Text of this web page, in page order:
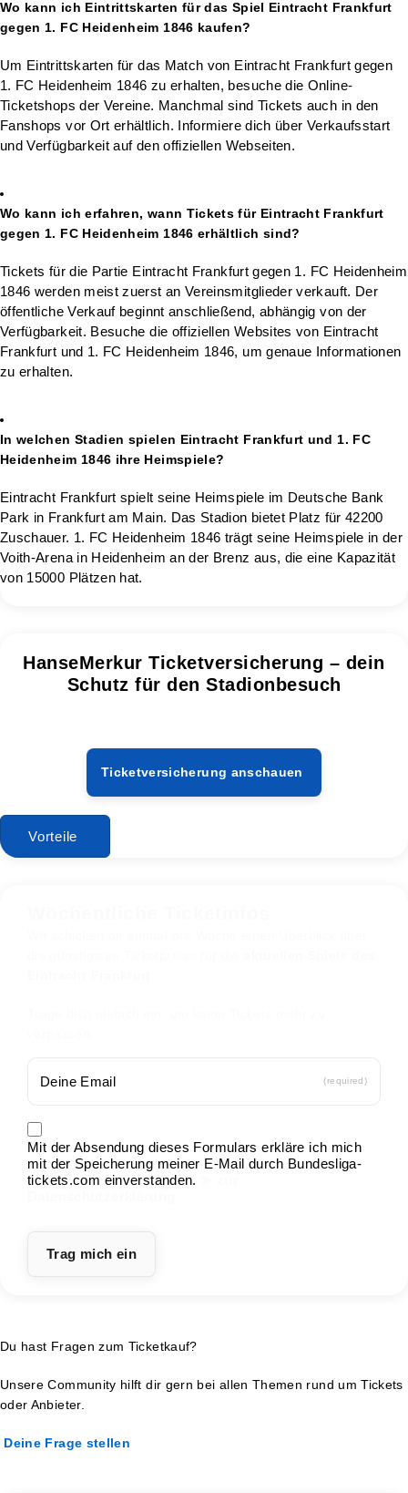
Wo kann ich Eintrittskarten für das Spiel Eintracht Frankfurt
gegen 1. FC Heidenheim 1846 kaufen?
Um Eintrittskarten für das Match von Eintracht Frankfurt gegen
1. FC Heidenheim 1846 zu erhalten, besuche die Online-
Ticketshops der Vereine. Manchmal sind Tickets auch in den
Fanshops vor Ort erhältlich. Informiere dich über Verkaufsstart
und Verfügbarkeit auf den offiziellen Webseiten.
Wo kann ich erfahren, wann Tickets für Eintracht Frankfurt
gegen 1. FC Heidenheim 1846 erhältlich sind?
Tickets für die Partie Eintracht Frankfurt gegen 1. FC Heidenheim
1846 werden meist zuerst an Vereinsmitglieder verkauft. Der
öffentliche Verkauf beginnt anschließend, abhängig von der
Verfügbarkeit. Besuche die offiziellen Websites von Eintracht
Frankfurt und 1. FC Heidenheim 1846, um genaue Informationen
zu erhalten.
In welchen Stadien spielen Eintracht Frankfurt und 1. FC
Heidenheim 1846 ihre Heimspiele?
Eintracht Frankfurt spielt seine Heimspiele im Deutsche Bank
Park in Frankfurt am Main. Das Stadion bietet Platz für 42200
Zuschauer. 1. FC Heidenheim 1846 trägt seine Heimspiele in der
Voith-Arena in Heidenheim an der Brenz aus, die eine Kapazität
von 15000 Plätzen hat.
HanseMerkur Ticketversicherung – dein
Schutz für den Stadionbesuch
Ticketversicherung anschauen
Vorteile
(required)
Mit der Absendung dieses Formulars erkläre ich mich
mit der Speicherung meiner E-Mail durch Bundesliga-
tickets.com einverstanden.
Du hast Fragen zum Ticketkauf?
Unsere Community hilft dir gern bei allen Themen rund um Tickets
oder Anbieter.
Deine Frage stellen